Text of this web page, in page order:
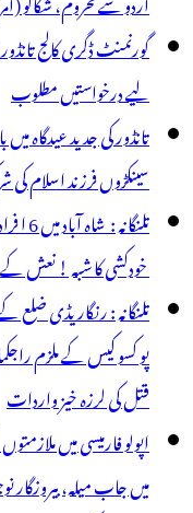
حاضر گورنمنٹ ڈگری کالج
لیے درخواستیں مطلوب
تانڈور کی جدید عیدگاہ
سینکڑوں فرزند اسلام
خودکشی کا شبہ ! نعش کے
تلنگانہ : رنگاریڈی ضلع
قتل کی لرزہ خیز واردات
میں جاب میلہ، بیروزگار